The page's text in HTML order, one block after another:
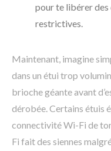
pour te libérer des
restrictives.
Maintenant, imagine
dans un étui trop
brioche géante avant
dérobée. Certains étuis
connectivité Wi-Fi de
Fi fait des siennes